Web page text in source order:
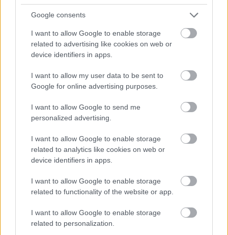
Google consents
I want to allow Google to enable storage
related to advertising like cookies on web or
device identifiers in apps.
I want to allow my user data to be sent to
Google for online advertising purposes.
I want to allow Google to send me
personalized advertising.
I want to allow Google to enable storage
related to analytics like cookies on web or
device identifiers in apps.
I want to allow Google to enable storage
related to functionality of the website or app.
I want to allow Google to enable storage
related to personalization.
*
La tua richiesta *